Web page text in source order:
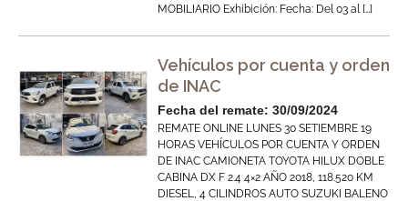
MOBILIARIO Exhibición: Fecha: Del 03 al […]
Vehículos por cuenta y orden
de INAC
Fecha del remate: 30/09/2024
REMATE ONLINE LUNES 30 SETIEMBRE 19
HORAS VEHÍCULOS POR CUENTA Y ORDEN
DE INAC CAMIONETA TOYOTA HILUX DOBLE
CABINA DX F 2.4 4×2 AÑO 2018, 118.520 KM
DIESEL, 4 CILINDROS AUTO SUZUKI BALENO